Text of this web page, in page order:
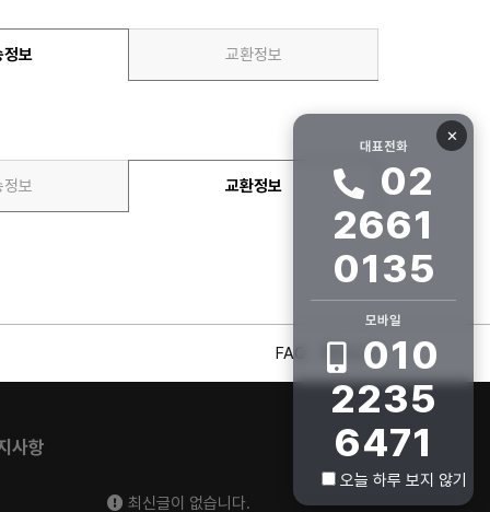
정보 교환정보
정보 교환정보
FAQ 회사소개
사항
최신글이 없습니다.
✕
대표전화
02
2661
0135
모바일
010
2235
6471
오늘 하루 보지 않기